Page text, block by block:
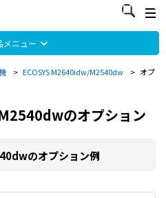
メニュー
> ECOSYS M2640idw/M2540dw > オプ
のオプション
のオプション例